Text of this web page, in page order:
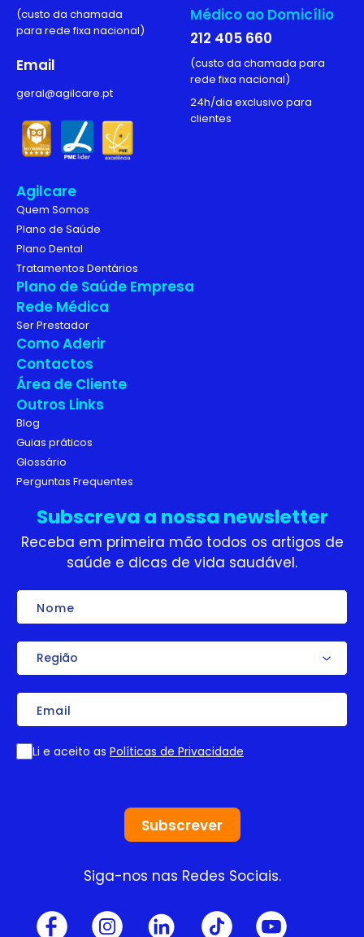
(custo da chamada
para rede fixa nacional)
Email
geral@agilcare.pt
Médico ao Domicílio
212 405 660
(custo da chamada para
rede fixa nacional)
24h/dia exclusivo para
clientes
Agilcare
Quem Somos
Plano de Saúde
Plano Dental
Tratamentos Dentários
Plano de Saúde Empresa
Rede Médica
Ser Prestador
Como Aderir
Contactos
Área de Cliente
Outros Links
Blog
Guias práticos
Glossário
Perguntas Frequentes
Subscreva a nossa newsletter
Receba em primeira mão todos os artigos de
saúde e dicas de vida saudável.
Nome
Região
Email
Consentimento
Li e aceito as Políticas de Privacidade
Siga-nos nas Redes Sociais.